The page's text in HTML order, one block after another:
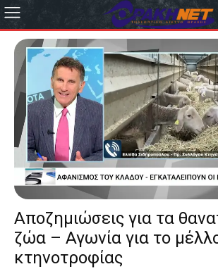
Αποζημιώσεις για τα
ζώα – Αγωνία για το
κτηνοτροφίας